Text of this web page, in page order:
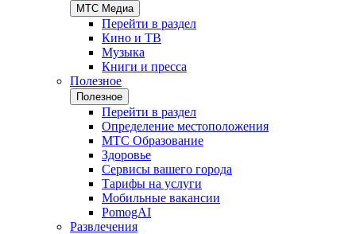
МТС Медиа
Перейти в раздел
Кино и ТВ
Музыка
Книги и пресса
Полезное
Полезное
Перейти в раздел
Определение местоположения
МТС Образование
Здоровье
Сервисы вашего города
Тарифы на услуги
Мобильные вакансии
PomogAI
Развлечения